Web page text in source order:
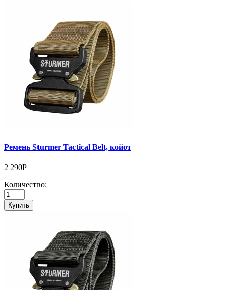
Ремень Sturmer Tactical Belt, койот
2 290Р
Количество:
Купить